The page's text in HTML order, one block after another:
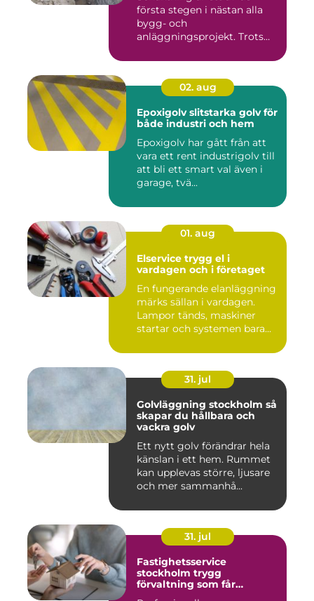
första stegen i nästan alla
bygg- och
anläggningsprojekt. Trots
02. aug
Epoxigolv slitstarka golv för
både industri och hem
Epoxigolv har gått från att
vara ett rent industrigolv till
att bli ett smart val även i
garage, tvä...
01. aug
Elservice trygg el i
vardagen och i företaget
En fungerande elanläggning
märks sällan i vardagen.
Lampor tänds, maskiner
startar och systemen bara...
31. jul
Golvläggning stockholm så
skapar du hållbara och
vackra golv
Ett nytt golv förändrar hela
känslan i ett hem. Rummet
kan upplevas större, ljusare
och mer sammanhå...
31. jul
Fastighetsservice
stockholm trygg
förvaltning som får